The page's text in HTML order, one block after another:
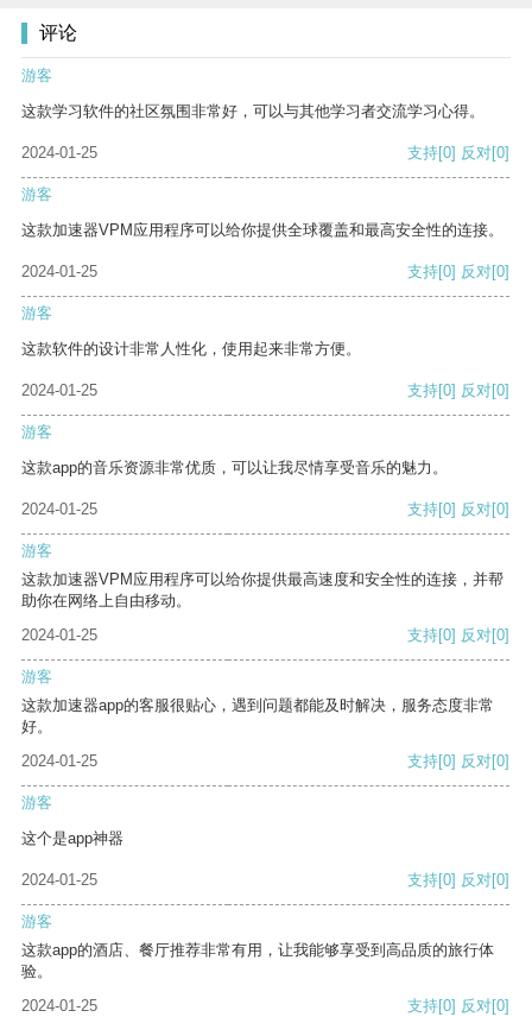
评论
游客
这款学习软件的社区氛围非常好，可以与其他学习者交流学习心得。
2024-01-25 支持[0] 反对[0]
游客
这款加速器VPM应用程序可以给你提供全球覆盖和最高安全性的连接。
2024-01-25 支持[0] 反对[0]
游客
这款软件的设计非常人性化，使用起来非常方便。
2024-01-25 支持[0] 反对[0]
游客
这款app的音乐资源非常优质，可以让我尽情享受音乐的魅力。
2024-01-25 支持[0] 反对[0]
游客
这款加速器VPM应用程序可以给你提供最高速度和安全性的连接，并帮
助你在网络上自由移动。
2024-01-25
支持[0] 反对[0]
游客
这款加速器app的客服很贴心，遇到问题都能及时解决，服务态度非常
好。
2024-01-25
支持[0] 反对[0]
游客
这个是app神器
2024-01-25 支持[0] 反对[0]
游客
这款app的酒店、餐厅推荐非常有用，让我能够享受到高品质的旅行体
验。
2024-01-25
支持[0] 反对[0]